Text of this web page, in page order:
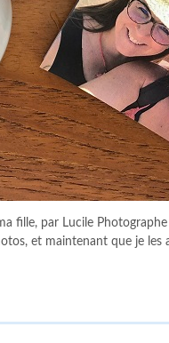
fille, par Lucile
et maintenant que je les